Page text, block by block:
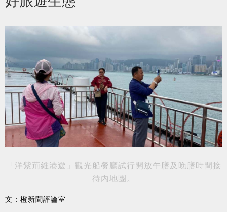
「洋紫荊維港遊」觀光船餐廳試行開放午膳及晚膳時間接
待內地團。
文：橙新聞評論室